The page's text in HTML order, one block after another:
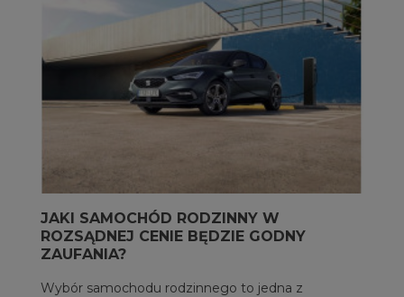
JAKI SAMOCHÓD RODZINNY W
ROZSĄDNEJ CENIE BĘDZIE GODNY
ZAUFANIA?
Wybór samochodu rodzinnego to jedna z